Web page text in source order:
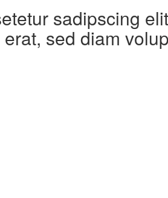
sadipscing
sed diam